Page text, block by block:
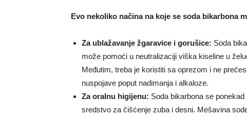
Evo nekoliko načina na koje se soda bikarbona
Za ublažavanje žgaravice i gorušice: Soda
može pomoći u neutralizaciji viška kiseline u
Međutim, treba je koristiti sa oprezom i ne
nuspojave poput nadimanja i alkaloze.
Za oralnu higijenu: Soda bikarbona se
sredstvo za čišćenje zuba i desni. Mešavina